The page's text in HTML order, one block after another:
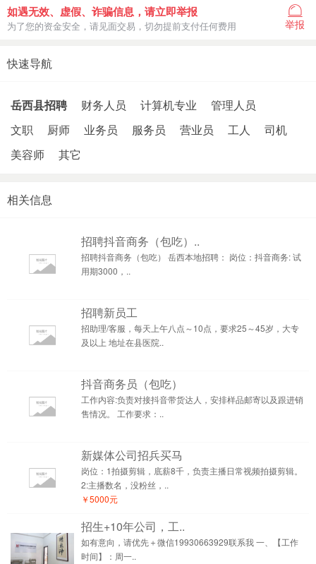
如遇无效、虚假、诈骗信息，请立即举报
为了您的资金安全，请见面交易，切勿提前支付任何费用 举报
快速导航
岳西县招聘 财务人员 计算机专业
管理人员
文职
厨师 业务员 服务员 营业员 工人
司机
美容师
其它
相关信息
招聘抖音商务（包吃）..
招聘抖音商务（包吃） 岳西本地招聘： 岗位：抖音商务: 试
用期3000，..
招聘新员工
招助理/客服，每天上午八点～10点，要求25～45岁，大专
及以上 地址在县医院..
抖音商务员（包吃）
工作内容:负责对接抖音带货达人，安排样品邮寄以及跟进销
售情况。 工作要求：..
新媒体公司招兵买马
岗位：1拍摄剪辑，底薪8千，负责主播日常视频拍摄剪辑。
2:主播数名，没粉丝，..
￥5000元
招生+10年公司，工..
如有意向，请优先＋微信19930663929联系我 一、【工作
时间】：周一..